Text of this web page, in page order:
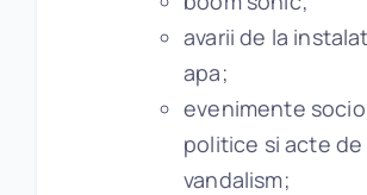
avarii de la
apa;
evenimente
politice si acte de
vandalism;